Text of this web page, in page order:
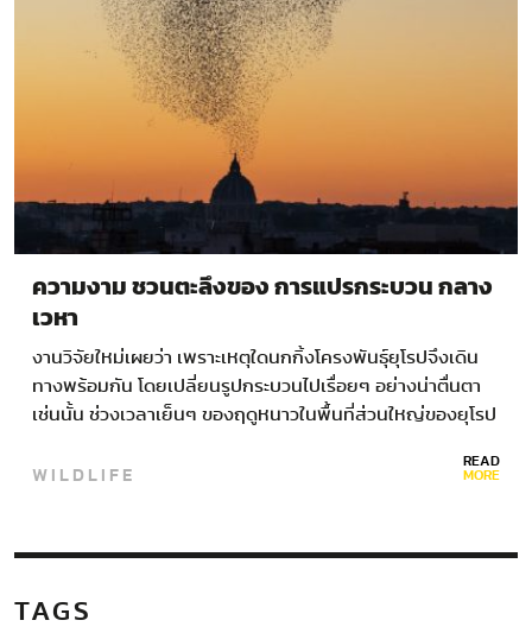
ความงาม ชวนตะลึงของ การแปรกระบวน กลาง
เวหา
งานวิจัยใหม่เผยว่า เพราะเหตุใดนกกิ้งโครงพันธุ์ยุโรปจึงเดิน
ทางพร้อมกัน โดยเปลี่ยนรูปกระบวนไปเรื่อยๆ อย่างน่าตื่นตา
เช่นนั้น ช่วงเวลาเย็นๆ ของฤดูหนาวในพื้นที่ส่วนใหญ่ของยุโรป
WILDLIFE READ
MORE
TAGS